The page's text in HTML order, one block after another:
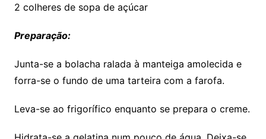
2 colheres de sopa de açúcar
Preparação:
Junta-se a bolacha ralada à manteiga amolecida e
forra-se o fundo de uma tarteira com a farofa.
Leva-se ao frigorífico enquanto se prepara o creme.